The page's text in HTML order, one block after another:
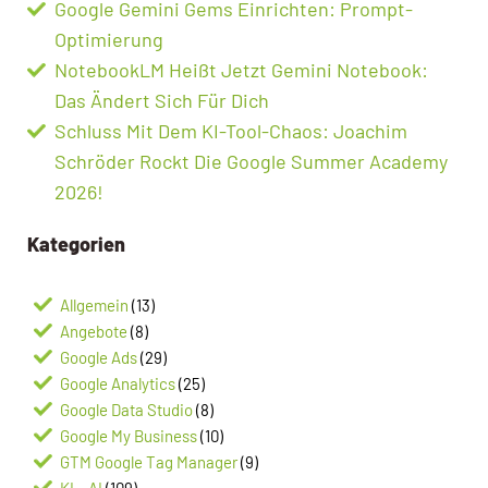
Google Gemini Gems Einrichten: Prompt-
Optimierung
NotebookLM Heißt Jetzt Gemini Notebook:
Das Ändert Sich Für Dich
Schluss Mit Dem KI-Tool-Chaos: Joachim
Schröder Rockt Die Google Summer Academy
2026!
Kategorien
Allgemein (13)
Angebote (8)
Google Ads(29)
Google Analytics(25)
Google Data Studio(8)
Google My Business(10)
GTM Google Tag Manager(9)